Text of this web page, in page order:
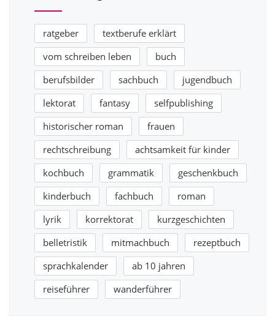
ratgeber
textberufe erklärt
vom schreiben leben
buch
berufsbilder
sachbuch
jugendbuch
lektorat
fantasy
selfpublishing
historischer roman
frauen
rechtschreibung
achtsamkeit für kinder
kochbuch
grammatik
geschenkbuch
kinderbuch
fachbuch
roman
lyrik
korrektorat
kurzgeschichten
belletristik
mitmachbuch
rezeptbuch
sprachkalender
ab 10 jahren
reiseführer
wanderführer